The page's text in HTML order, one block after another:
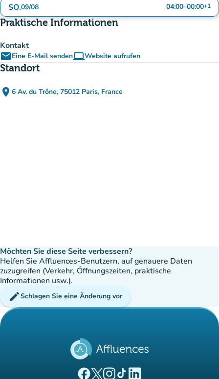
SO.09/08 04:00–00:00+1
Praktische Informationen
Kontakt
emailEine E-Mail sendencomputerWebsite aufrufen
(new tab)
Standort
place 6 Av. du Trône, 75012 Paris, France
(in Google Maps öffnen)
(new tab)
Möchten Sie diese Seite verbessern?
Helfen Sie Affluences-Benutzern, auf genauere Daten
zuzugreifen (Verkehr, Öffnungszeiten, praktische
Informationen usw.).
editSchlagen Sie eine Änderung vor
(new tab)
(new tab)
(new tab)(new tab)